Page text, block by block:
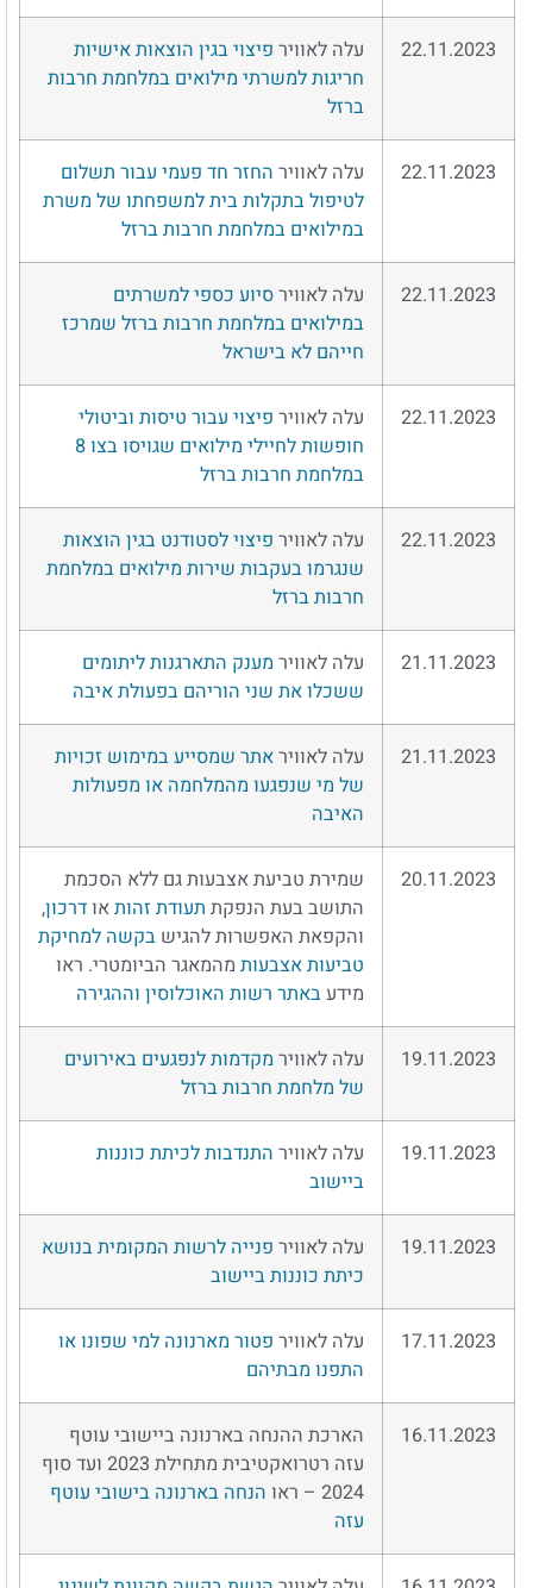
22.11.2023 עלה לאוויר פיצוי בגין הוצאות אישיות
חריגות למשרתי מילואים במלחמת חרבות
ברזל
22.11.2023 עלה לאוויר החזר חד פעמי עבור תשלום
לטיפול בתקלות בית למשפחתו של משרת
במילואים במלחמת חרבות ברזל
22.11.2023 עלה לאווירסיוע כספי למשרתים
במילואים במלחמת חרבות ברזל שמרכז
חייהם לא בישראל
22.11.2023 עלה לאוויר פיצוי עבור טיסות וביטולי
חופשות לחיילי מילואים שגויסו בצו 8
במלחמת חרבות ברזל
22.11.2023 עלה לאוויר פיצוי לסטודנט בגין הוצאות
שנגרמו בעקבות שירות מילואים במלחמת
חרבות ברזל
21.11.2023 עלה לאוויר מענק התארגנות ליתומים
ששכלו את שני הוריהם בפעולת איבה
21.11.2023 עלה לאוויראתר שמסייע במימוש זכויות
של מי שנפגעו מהמלחמה או מפעולות
האיבה
20.11.2023
שמירת טביעת אצבעות גם ללא הסכמת
התושב בעת הנפקת תעודת זהותאודרכון,
והקפאת האפשרות להגיש בקשה למחיקת
טביעות אצבעות מהמאגר הביומטרי. ראו
מידעבאתר רשות האוכלוסין וההגירה
19.11.2023 עלה לאוויר מקדמות לנפגעים באירועים
של מלחמת חרבות ברזל
19.11.2023 עלה לאוויר התנדבות לכיתת כוננות
ביישוב
19.11.2023 עלה לאוויר פנייה לרשות המקומית בנושא
כיתת כוננות ביישוב
17.11.2023 עלה לאוויר פטור מארנונה למי שפונו או
התפנו מבתיהם
16.11.2023
הארכת ההנחה בארנונה ביישובי עוטף
עזה רטרואקטיבית מתחילת 2023 ועד סוף
2024 – ראו
הנחה בארנונה בישובי עוטף
עזה